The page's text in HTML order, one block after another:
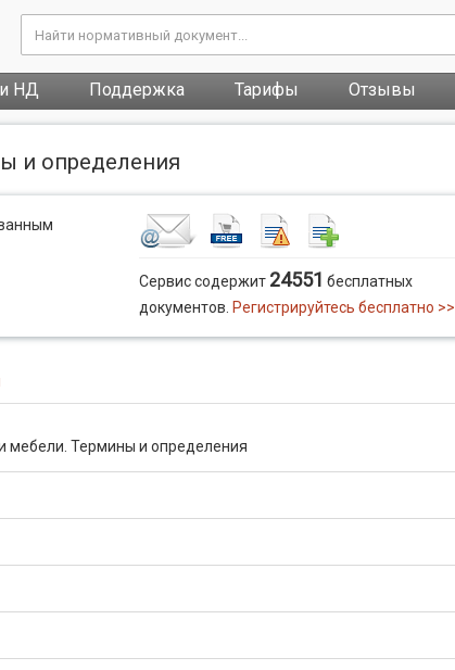
НД Поддержка Тарифы Отзывы
и определения
Сервис содержит 24551 бесплатных
документов. Регистрируйтесь бесплатно
мебели. Термины и определения